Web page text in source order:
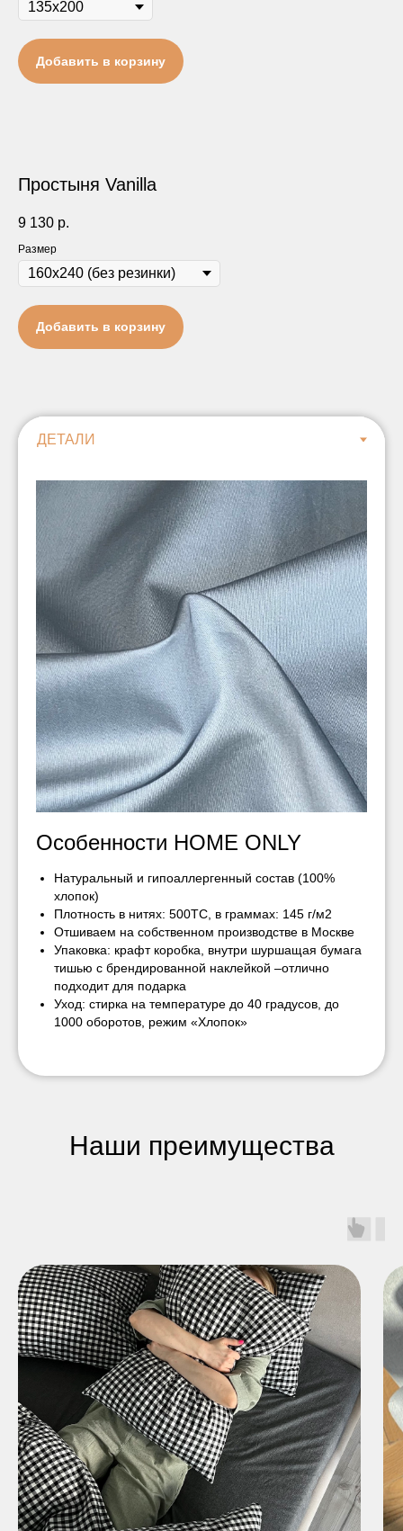
Добавить в корзину
Простыня Vanilla
9 130 р.
Размер
Добавить в корзину
Особенности HOME ONLY
Натуральный и гипоаллергенный состав (100%
хлопок)
Плотность в нитях: 500ТС, в граммах: 145 г/м2
Отшиваем на собственном производстве в Москве
Упаковка: крафт коробка, внутри шуршащая бумага
тишью с брендированной наклейкой –отлично
подходит для подарка
Уход: стирка на температуре до 40 градусов, до
1000 оборотов, режим «Хлопок»
Наши преимущества